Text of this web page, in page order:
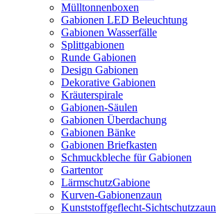
Mülltonnenboxen
Gabionen LED Beleuchtung
Gabionen Wasserfälle
Splittgabionen
Runde Gabionen
Design Gabionen
Dekorative Gabionen
Kräuterspirale
Gabionen-Säulen
Gabionen Überdachung
Gabionen Bänke
Gabionen Briefkasten
Schmuckbleche für Gabionen
Gartentor
LärmschutzGabione
Kurven-Gabionenzaun
Kunststoffgeflecht-Sichtschutzzaun